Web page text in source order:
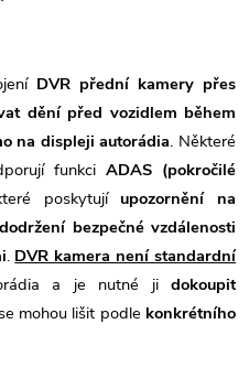
DVR přední kamery přes
dění před vozidlem během
na displeji autorádia. Některé
funkci ADAS (pokročilé
poskytujíupozornění na
bezpečné vzdálenosti
. DVR kamera není standardní
a je nutné ji dokoupit
mohou lišit podle konkrétního